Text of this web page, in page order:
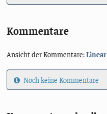
Kommentare
Ansicht der Kommentare:Linear
Noch keine Kommentare